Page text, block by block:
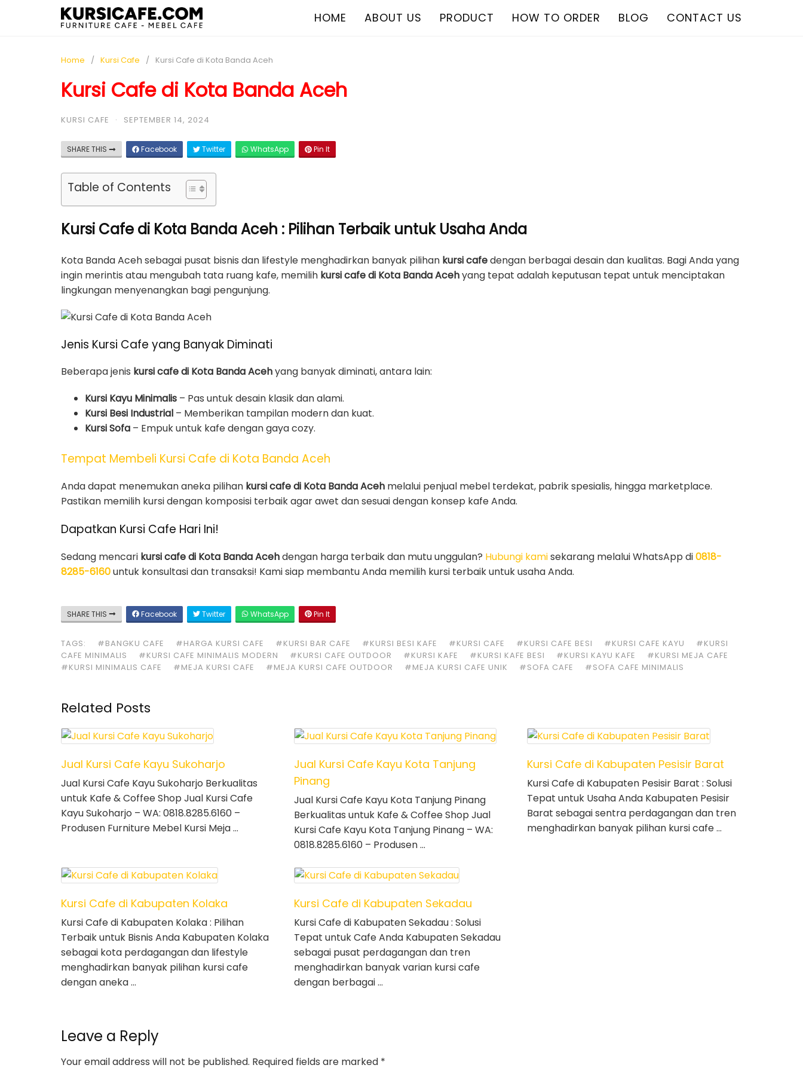
HOME ABOUT US PRODUCT HOW TO ORDER BLOG CONTACT US
Home Kursi Cafe Kursi Cafe di Kota Banda Aceh
Kursi Cafe di Kota Banda Aceh
KURSI CAFE · SEPTEMBER 14, 2024
SHARE THIS Facebook Twitter WhatsApp Pin It
Table of Contents
Kursi Cafe di Kota Banda Aceh : Pilihan Terbaik untuk Usaha Anda
Kota Banda Aceh sebagai pusat bisnis dan lifestyle menghadirkan banyak pilihan kursi cafedengan berbagai desain dan kualitas. Bagi Anda yang
ingin merintis atau mengubah tata ruang kafe, memilih kursi cafe di Kota Banda Acehyang tepat adalah keputusan tepat untuk menciptakan
lingkungan menyenangkan bagi pengunjung.
Jenis Kursi Cafe yang Banyak Diminati
Beberapa jenis kursi cafe di Kota Banda Acehyang banyak diminati, antara lain:
Kursi Kayu Minimalis – Pas untuk desain klasik dan alami.
Kursi Besi Industrial – Memberikan tampilan modern dan kuat.
Kursi Sofa – Empuk untuk kafe dengan gaya cozy.
Tempat Membeli Kursi Cafe di Kota Banda Aceh
Anda dapat menemukan aneka pilihan kursi cafe di Kota Banda Aceh melalui penjual mebel terdekat, pabrik spesialis, hingga marketplace.
Pastikan memilih kursi dengan komposisi terbaik agar awet dan sesuai dengan konsep kafe Anda.
Dapatkan Kursi Cafe Hari Ini!
Sedang mencari kursi cafe di Kota Banda Acehdengan harga terbaik dan mutu unggulan? Hubungi kamisekarang melalui WhatsApp di0818-
8285-6160untuk konsultasi dan transaksi! Kami siap membantu Anda memilih kursi terbaik untuk usaha Anda.
SHARE THIS Facebook Twitter WhatsApp Pin It
TAGS: #BANGKU CAFE #HARGA KURSI CAFE #KURSI BAR CAFE #KURSI BESI KAFE #KURSI CAFE #KURSI CAFE BESI #KURSI CAFE KAYU
#KURSI
CAFE MINIMALIS
#KURSI CAFE MINIMALIS MODERN #KURSI CAFE OUTDOOR #KURSI KAFE #KURSI KAFE BESI #KURSI KAYU KAFE
#KURSI MEJA CAFE
#KURSI MINIMALIS CAFE
#MEJA KURSI CAFE #MEJA KURSI CAFE OUTDOOR #MEJA KURSI CAFE UNIK #SOFA CAFE #SOFA CAFE MINIMALIS
Related Posts
Jual Kursi Cafe Kayu Sukoharjo
Jual Kursi Cafe Kayu Sukoharjo Berkualitas
untuk Kafe & Coffee Shop Jual Kursi Cafe
Kayu Sukoharjo – WA: 0818.8285.6160 –
Produsen Furniture Mebel Kursi Meja …
Jual Kursi Cafe Kayu Kota Tanjung
Pinang
Jual Kursi Cafe Kayu Kota Tanjung Pinang
Berkualitas untuk Kafe & Coffee Shop Jual
Kursi Cafe Kayu Kota Tanjung Pinang – WA:
0818.8285.6160 – Produsen …
Kursi Cafe di Kabupaten Pesisir Barat
Kursi Cafe di Kabupaten Pesisir Barat : Solusi
Tepat untuk Usaha Anda Kabupaten Pesisir
Barat sebagai sentra perdagangan dan tren
menghadirkan banyak pilihan kursi cafe …
Kursi Cafe di Kabupaten Kolaka
Kursi Cafe di Kabupaten Kolaka : Pilihan
Terbaik untuk Bisnis Anda Kabupaten Kolaka
sebagai kota perdagangan dan lifestyle
menghadirkan banyak pilihan kursi cafe
dengan aneka …
Kursi Cafe di Kabupaten Sekadau
Kursi Cafe di Kabupaten Sekadau : Solusi
Tepat untuk Cafe Anda Kabupaten Sekadau
sebagai pusat perdagangan dan tren
menghadirkan banyak varian kursi cafe
dengan berbagai …
Leave a Reply
Your email address will not be published. Required fields are marked *